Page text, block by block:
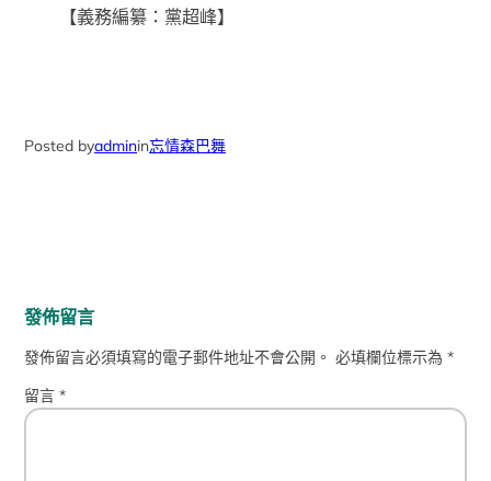
【義務編纂：黨超峰】
Posted byadminin忘情森巴舞
發佈留言
發佈留言必須填寫的電子郵件地址不會公開。 必填欄位標示為*
留言*